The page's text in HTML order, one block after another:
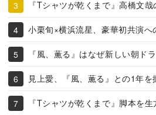
『Tシャツが乾くまで』高橋文
小栗旬×横浜流星、豪華初共演へ
『風、薫る』はなぜ新しい朝ド
見上愛、『風、薫る』との1年を
『Tシャツが乾くまで』脚本を